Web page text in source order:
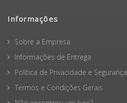
Informações
Sobre a Empresa
Informações de Entrega
Política de Privacidade e Segurança
Termos e Condições Gerais